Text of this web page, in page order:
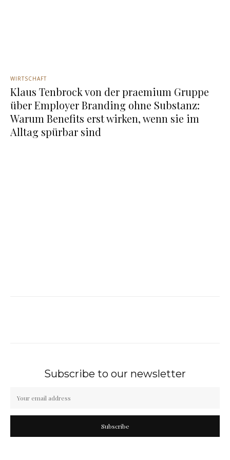
WIRTSCHAFT
Klaus Tenbrock von der praemium Gruppe
über Employer Branding ohne Substanz:
Warum Benefits erst wirken, wenn sie im
Alltag spürbar sind
Subscribe to our newsletter
Subscribe